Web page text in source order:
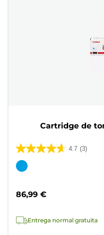
Cartridge de
4.7 (3)
4.7
em
3
Cartucho
cor
86,99 €
Entrega normal gratuita